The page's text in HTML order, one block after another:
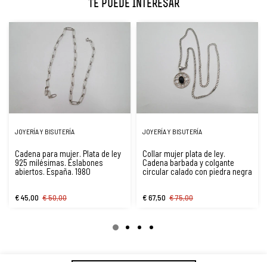
Te Puede Interesar
JOYERÍA Y BISUTERÍA
Cadena para mujer. Plata de ley
925 milésimas. Eslabones
abiertos. España. 1980
€ 45,00 € 50,00
JOYERÍA Y BISUTERÍA
Collar mujer plata de ley.
Cadena barbada y colgante
circular calado con piedra negra
€ 67,50 € 75,00